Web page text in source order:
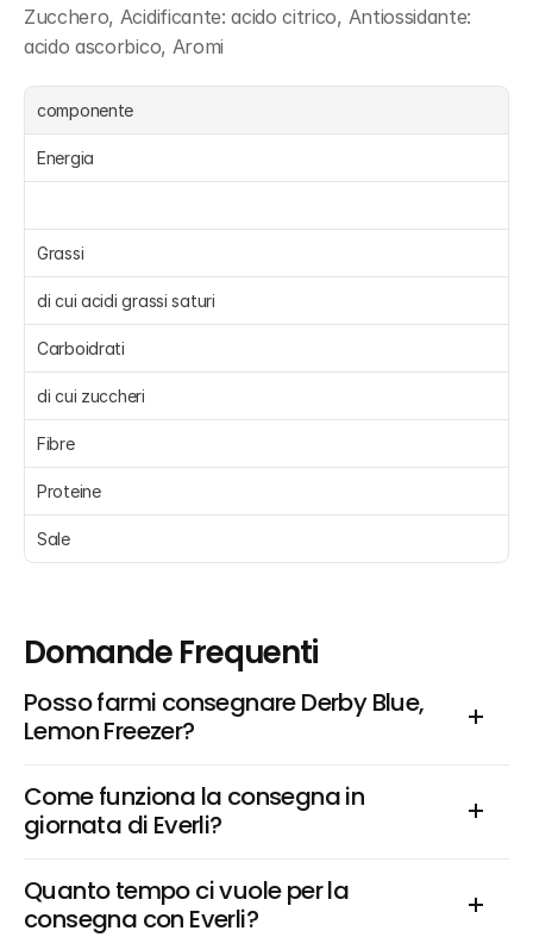
Zucchero, Acidificante: acido citrico, Antiossidante:
acido ascorbico, Aromi
componente
Energia
Grassi
di cui acidi grassi saturi
Carboidrati
di cui zuccheri
Fibre
Proteine
Sale
Domande Frequenti
Posso farmi consegnare Derby Blue,
Lemon Freezer?
Come funziona la consegna in
giornata di Everli?
Quanto tempo ci vuole per la
consegna con Everli?